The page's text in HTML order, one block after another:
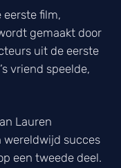
eerste film,
gemaakt door
uit de eerste
vriend speelde,
Lauren
wereldwijd succes
een tweede deel.